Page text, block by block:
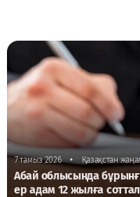
7 тамыз 2026 • Қазақстан
Абай облысында
ер адам 12 жылға